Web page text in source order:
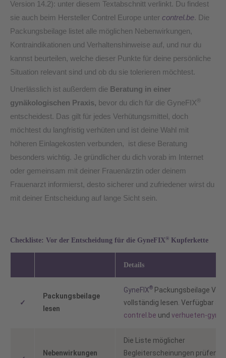
Version 14.2): unter diesem Textabschnitt verlinkt. Du findest
sie auch beim Hersteller Contrel Europe unter contrel.be. Die
Packungsbeilage listet alle möglichen Nebenwirkungen,
Kontraindikationen und Verhaltenshinweise auf, und nur du
kannst beurteilen, welche dieser Punkte für deine persönliche
Situation relevant sind und ob du sie tolerieren möchtest.
Unerlässlich ist außerdem die Beratung in einer
gynäkologischen Praxis, bevor du dich für die GyneFIX ®
entscheidest. Das gilt für jedes Verhütungsmittel, doch
möchtest du langfristig verhüten und ist deine Wahl mit
höheren Einlagekosten verbunden, ist diese Beratung
besonders wichtig. Je gründlicher du dich vorab im Internet
oder gemeinsam mit deiner Frauenärztin oder deinem
Frauenarzt informierst, desto sicherer und zufriedener wirst du
mit deiner Entscheidung auf lange Sicht sein.
Checkliste: Vor der Entscheidung für die GyneFIX® Kupferkette
Details
✓
Packungsbeilage
lesen
GyneFIX® Packungsbeilage
vollständig lesen. Verfügbar auf
contrel.be und verhueten-
Nebenwirkungen
Die Liste möglicher
Begleiterscheinungen prüfen,